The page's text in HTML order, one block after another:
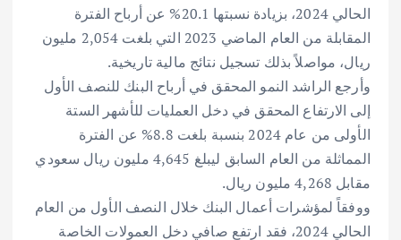
الحالي 2024، بزيادة نسبتها 20.1% عن أرباح الفترة
المقابلة من العام الماضي 2023 التي بلغت 2,054 مليون
ريال، مواصلاً بذلك تسجيل نتائج مالية تاريخية.
وأرجع الراشد النمو المحقق في أرباح البنك للنصف الأول
إلى الارتفاع المحقق في دخل العمليات للأشهر الستة
الأولى من عام 2024 بنسبة بلغت 8.8% عن الفترة
المماثلة من العام السابق ليبلغ 4,645 مليون ريال سعودي
مقابل 4,268 مليون ريال.
ووفقاً لمؤشرات أعمال البنك خلال النصف الأول من العام
الحالي 2024، فقد ارتفع صافي دخل العمولات الخاصة